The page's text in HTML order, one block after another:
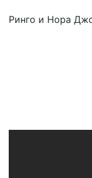
Ринго и Нора